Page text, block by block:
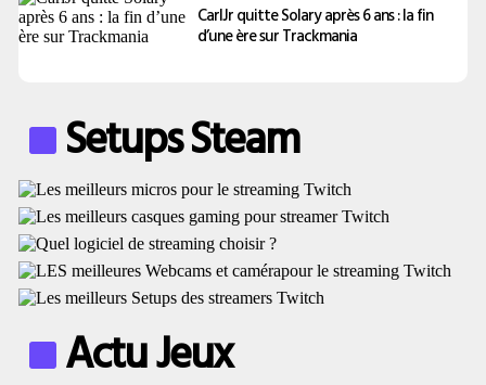
CarlJr quitte Solary après 6 ans : la fin
d’une ère sur Trackmania
Setups Steam
Actu Jeux